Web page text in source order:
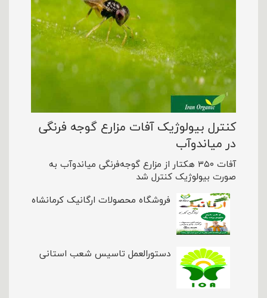
کنترل بیولوژیک آفات مزارع گوجه فرنگی
در میاندوآب
آفات ۳۵۰ هکتار از مزارع گوجه‌فرنگی میاندوآب به
صورت بیولوژیک کنترل شد
فروشگاه محصولات ارگانیک کرمانشاه
دستورالعمل تاسیس شعب استانی